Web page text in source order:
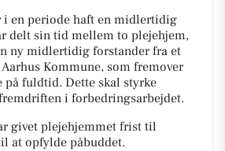
i en periode haft en midlertidig
delt sin tid mellem to plejehjem,
ny midlertidig forstander fra et
Kommune, som fremover
på fuldtid. Dette skal styrke
i forbedringsarbejdet.
givet plejehjemmet frist til
at opfylde påbuddet.